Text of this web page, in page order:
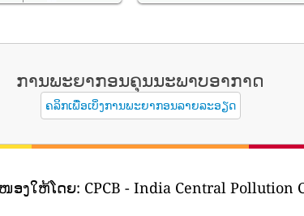
ການພະຍາກອນຄຸນນະພາບອາກາດ
ຄລິກເພື່ອເບິ່ງການພະຍາກອນລາຍລະອຽດ
ອງໃຫ້ໂດຍ: CPCB - India Central Pollution